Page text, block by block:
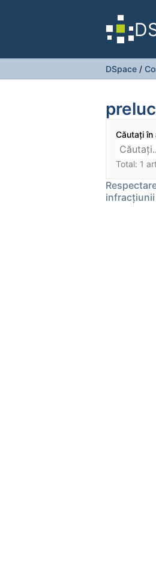
DSpace /
Căutați în
Total: 1
infracţiunii